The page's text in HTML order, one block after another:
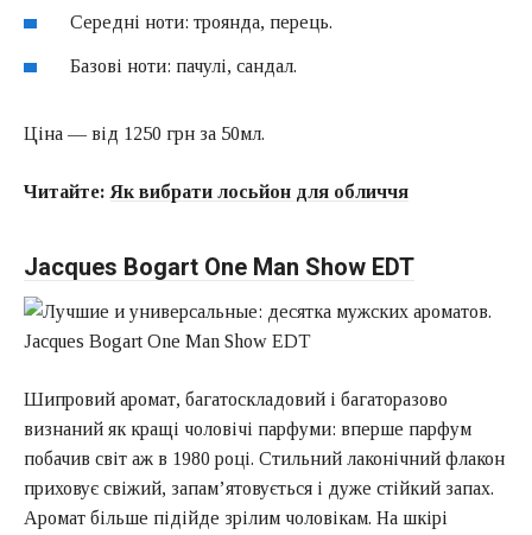
Середні ноти: троянда, перець.
Базові ноти: пачулі, сандал.
Ціна — від 1250 грн за 50мл.
Читайте:Як вибрати лосьйон для обличчя
Jacques Bogart One Man Show EDT
Шипровий аромат, багатоскладовий і багаторазово
визнаний як кращі чоловічі парфуми: вперше парфум
побачив світ аж в 1980 році. Стильний лаконічний флакон
приховує свіжий, запам’ятовується і дуже стійкий запах.
Аромат більше підійде зрілим чоловікам. На шкірі